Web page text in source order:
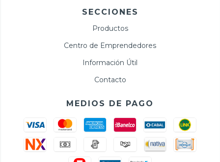
SECCIONES
Productos
Centro de Emprendedores
Información Útil
Contacto
MEDIOS DE PAGO